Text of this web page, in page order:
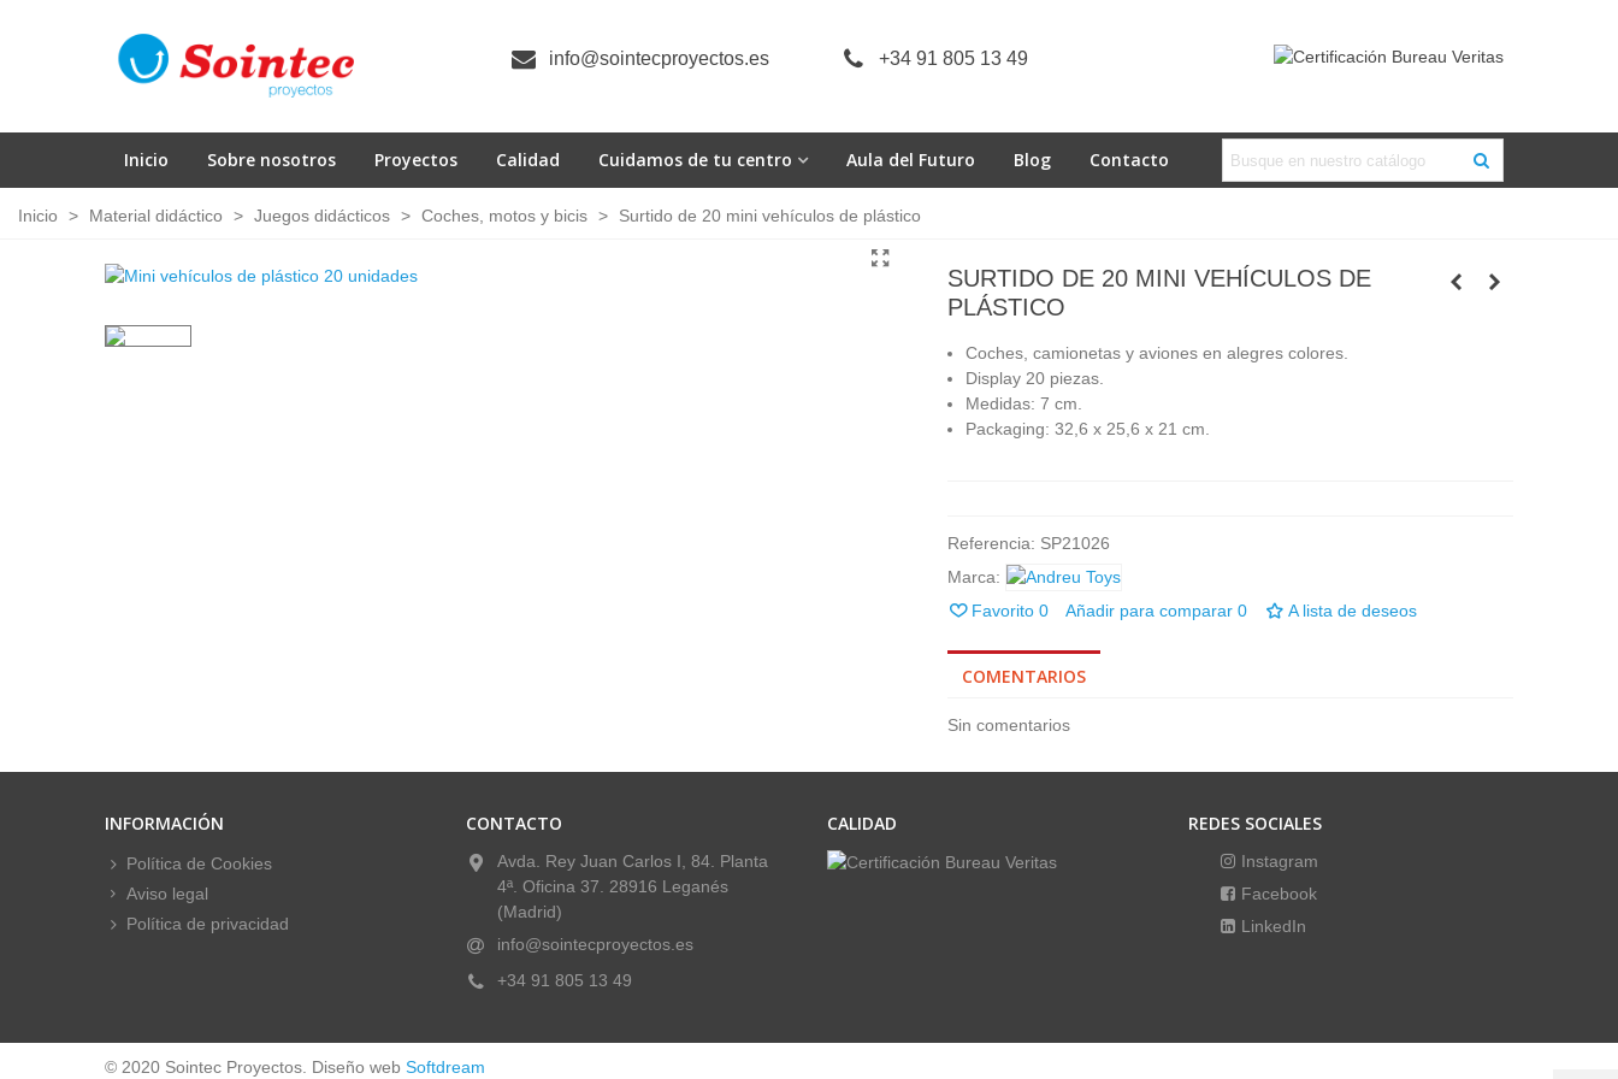
info@sointecproyectos.es +34 91 805 13 49
Inicio Sobre nosotros Proyectos Calidad Cuidamos de tu centro Aula del Futuro Blog Contacto
Inicio > Material didáctico > Juegos didácticos > Coches, motos y bicis > Surtido de 20 mini vehículos de plástico
SURTIDO DE 20 MINI VEHÍCULOS DE
PLÁSTICO
Coches, camionetas y aviones en alegres colores.
Display 20 piezas.
Medidas: 7 cm.
Packaging: 32,6 x 25,6 x 21 cm.
Referencia: SP21026
Marca:
Favorito 0 Añadir para comparar 0 A lista de deseos
COMENTARIOS
Sin comentarios
INFORMACIÓN
Política de Cookies
Aviso legal
Política de privacidad
CONTACTO
Avda. Rey Juan Carlos I, 84. Planta
4ª. Oficina 37. 28916 Leganés
(Madrid)
info@sointecproyectos.es
+34 91 805 13 49
CALIDAD REDES SOCIALES
Instagram
Facebook
LinkedIn
© 2020 Sointec Proyectos. Diseño web Softdream